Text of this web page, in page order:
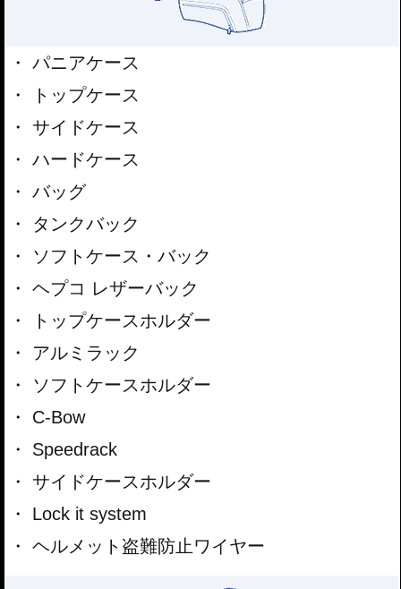
パニアケース
トップケース
サイドケース
ハードケース
バッグ
タンクバック
ソフトケース・バック
ヘプコ レザーバック
トップケースホルダー
アルミラック
ソフトケースホルダー
C-Bow
Speedrack
サイドケースホルダー
Lock it system
ヘルメット盗難防止ワイヤー